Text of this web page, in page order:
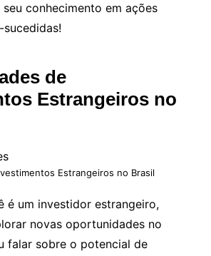
conhecimento em ações
de
Estrangeiros no
Estrangeiros no Brasil
é um investidor estrangeiro,
novas oportunidades no
falar sobre o potencial de